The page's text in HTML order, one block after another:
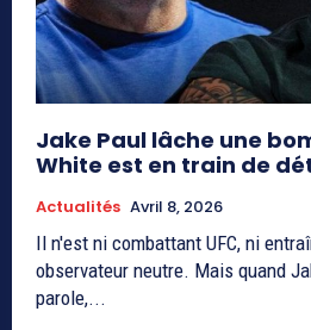
Jake Paul lâche une
White est en train de
Actualités Avril 8, 2026
Il n'est ni combattant UFC, ni
observateur neutre. Mais quand
parole,...